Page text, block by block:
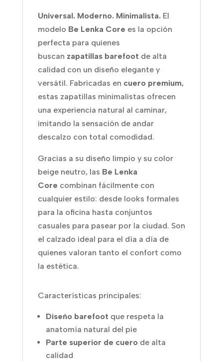
Universal. Moderno. Minimalista. El
modelo Be Lenka Core es la opción
perfecta para quienes
buscan zapatillas barefoot de alta
calidad con un diseño elegante y
versátil. Fabricadas en cuero premium,
estas zapatillas minimalistas ofrecen
una experiencia natural al caminar,
imitando la sensación de andar
descalzo con total comodidad.
Gracias a su diseño limpio y su color
beige neutro, las Be Lenka
Core combinan fácilmente con
cualquier estilo: desde looks formales
para la oficina hasta conjuntos
casuales para pasear por la ciudad. Son
el calzado ideal para el día a día de
quienes valoran tanto el confort como
la estética.
Características principales:
Diseño barefoot que respeta la
anatomía natural del pie
Parte superior de cuero de alta
calidad